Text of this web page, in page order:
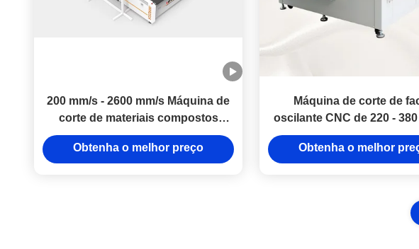
200 mm/s - 2600 mm/s Máquina de
corte de materiais compostos
Máquina de corte de painéis
acústicos de 50 Hz
Obtenha o melhor preço
Máquina de corte de
oscilante CNC de 220 -
dispositivo de
automática
Obtenha o melhor